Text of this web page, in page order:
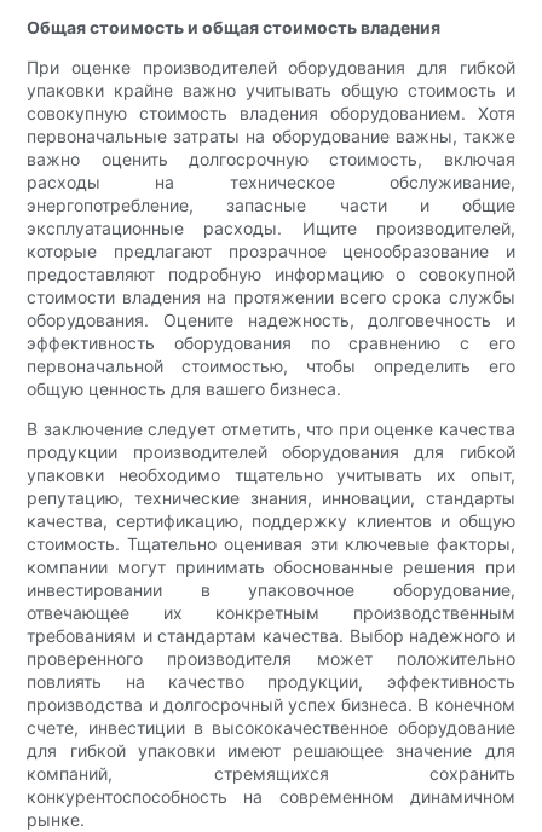
Общая стоимость и общая стоимость владения
При оценке производителей оборудования для гибкой
упаковки крайне важно учитывать общую стоимость и
совокупную стоимость владения оборудованием. Хотя
первоначальные затраты на оборудование важны, также
важно оценить долгосрочную стоимость, включая
расходы на техническое обслуживание,
энергопотребление, запасные части и общие
эксплуатационные расходы. Ищите производителей,
которые предлагают прозрачное ценообразование и
предоставляют подробную информацию о совокупной
стоимости владения на протяжении всего срока службы
оборудования. Оцените надежность, долговечность и
эффективность оборудования по сравнению с его
первоначальной стоимостью, чтобы определить его
общую ценность для вашего бизнеса.
В заключение следует отметить, что при оценке качества
продукции производителей оборудования для гибкой
упаковки необходимо тщательно учитывать их опыт,
репутацию, технические знания, инновации, стандарты
качества, сертификацию, поддержку клиентов и общую
стоимость. Тщательно оценивая эти ключевые факторы,
компании могут принимать обоснованные решения при
инвестировании в упаковочное оборудование,
отвечающее их конкретным производственным
требованиям и стандартам качества. Выбор надежного и
проверенного производителя может положительно
повлиять на качество продукции, эффективность
производства и долгосрочный успех бизнеса. В конечном
счете, инвестиции в высококачественное оборудование
для гибкой упаковки имеют решающее значение для
компаний, стремящихся сохранить
конкурентоспособность на современном динамичном
рынке.